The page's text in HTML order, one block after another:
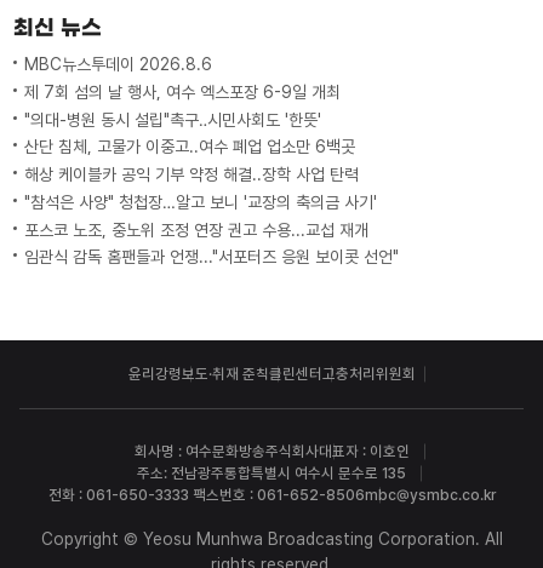
최신 뉴스
MBC뉴스투데이 2026.8.6
제 7회 섬의 날 행사, 여수 엑스포장 6-9일 개최
"의대-병원 동시 설립"촉구‥시민사회도 '한뜻'
산단 침체, 고물가 이중고..여수 폐업 업소만 6백곳
해상 케이블카 공익 기부 약정 해결..장학 사업 탄력
"참석은 사양" 청첩장…알고 보니 '교장의 축의금 사기'
포스코 노조, 중노위 조정 연장 권고 수용...교섭 재개
임관식 감독 홈팬들과 언쟁..."서포터즈 응원 보이콧 선언"
윤리강령보도·취재 준칙클린센터고충처리위원회
회사명 : 여수문화방송주식회사대표자 : 이호인
주소: 전남광주통합특별시 여수시 문수로 135
전화 : 061-650-3333 팩스번호 : 061-652-8506mbc@ysmbc.co.kr
Copyright © Yeosu Munhwa Broadcasting Corporation. All